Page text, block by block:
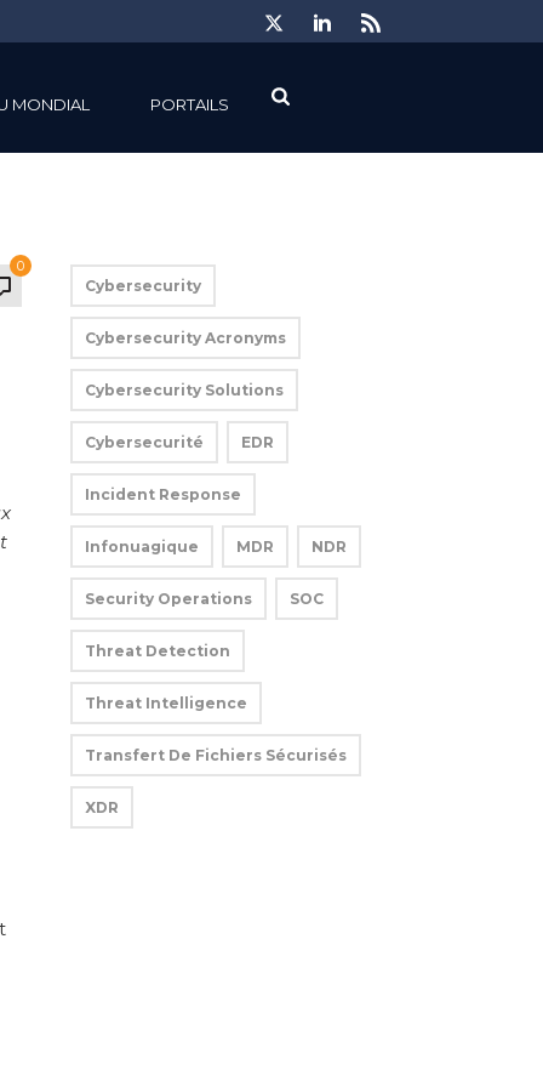
MONDIAL PORTAILS
0
Cybersecurity
Cybersecurity Acronyms
Cybersecurity Solutions
Cybersecurité EDR
Incident Response
Infonuagique MDR NDR
Security Operations SOC
Threat Detection
Threat Intelligence
Transfert De Fichiers Sécurisés
XDR